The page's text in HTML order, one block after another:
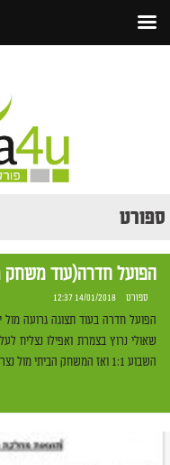
ספורט
הפועל חדרה(עוד משחק
ספורט 14/01/2018 12:37
הפועל חדרה בעוד תצוגה גרועה
שאולי נרוץ בצמרת ואפילו נצליח
השבוע 1:1 ואז המשחק הביתי מול נצרת עלית 4:2 שהורידו אותנו לקרקע […]